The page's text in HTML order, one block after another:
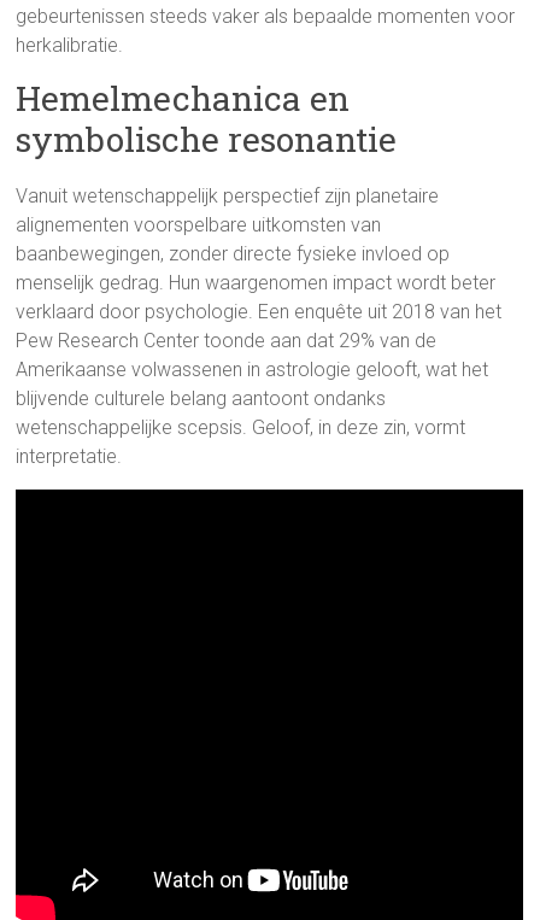
gebeurtenissen steeds vaker als bepaalde momenten voor
herkalibratie.
Hemelmechanica en
symbolische resonantie
Vanuit wetenschappelijk perspectief zijn planetaire
alignementen voorspelbare uitkomsten van
baanbewegingen, zonder directe fysieke invloed op
menselijk gedrag. Hun waargenomen impact wordt beter
verklaard door psychologie. Een enquête uit 2018 van het
Pew Research Center toonde aan dat 29% van de
Amerikaanse volwassenen in astrologie gelooft, wat het
blijvende culturele belang aantoont ondanks
wetenschappelijke scepsis. Geloof, in deze zin, vormt
interpretatie.